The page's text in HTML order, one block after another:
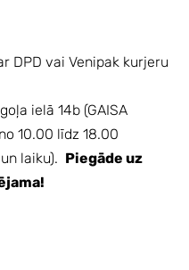
DPD vai Venipak kurjeru
ielā 14b (GAISA
10.00 līdz 18.00
laiku). Piegāde uz